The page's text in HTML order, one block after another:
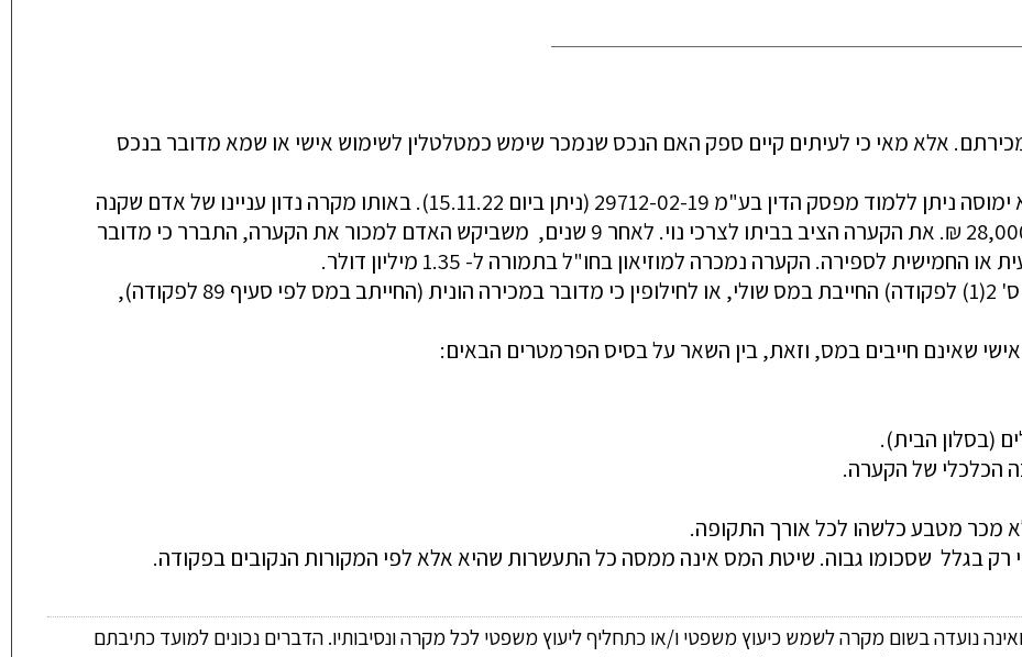
רק בגלל  שסכומו גבוה. שיטת המס אינה ממסה כל התעשרות שהיא אלא לפי המקורות הנקובים בפקודה.
נועדה בשום מקרה לשמש כיעוץ משפטי ו/או כתחליף ליעוץ משפטי לכל מקרה ונסיבותיו. הדברים נכונים למועד כתיבתם